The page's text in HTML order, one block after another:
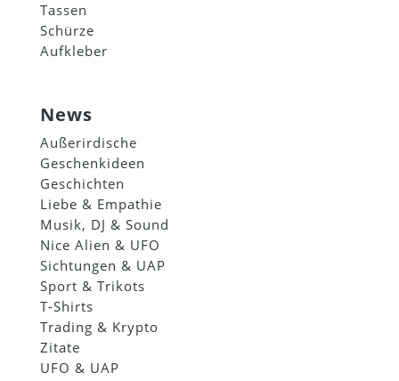
Tassen
Schürze
Aufkleber
News
Außerirdische
Geschenkideen
Geschichten
Liebe & Empathie
Musik, DJ & Sound
Nice Alien & UFO
Sichtungen & UAP
Sport & Trikots
T-Shirts
Trading & Krypto
Zitate
UFO & UAP